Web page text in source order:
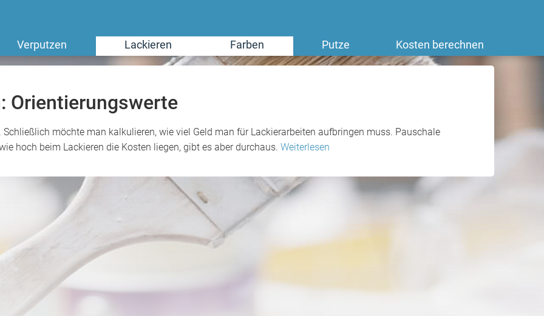
Verputzen Lackieren Farben Putze Kosten berechnen
Orientierungswerte
Schließlich möchte man kalkulieren, wie viel Geld man für Lackierarbeiten aufbringen muss. Pauschale
hoch beim Lackieren die Kosten liegen, gibt es aber durchaus. Weiterlesen